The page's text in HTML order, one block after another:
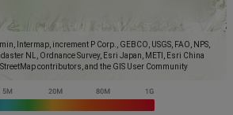
Intermap, increment P Corp., GEBCO, USGS, FAO, NPS,
NL, Ordnance Survey, Esri Japan, METI, Esri China
contributors, and the GIS User Community